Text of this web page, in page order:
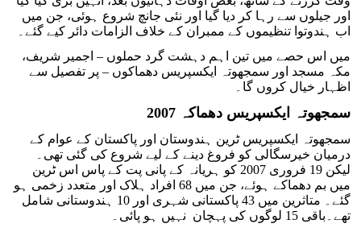
اور جیلوں سے رہا کر دیا گیا اور نئی جانچ شروع ہوئی، جن میں
اب ہندوتوا تنظیموں کے ممبران کے خلاف الزامات دائر کیے گئے۔
میں اس حصے میں تین اہم دہشت گرد حملوں – اجمیر شریف،
مکہ مسجد اور سمجھوتہ ایکسپریس دھماکوں – پر تفصیل سے
اظہار خیال کروں گا۔
سمجھوتہ ایکسپریس دھماکہ 2007
سمجھوتہ ایکسپریس ٹرین ہندوستان اور پاکستان کے عوام کے
درمیان خیرسگالی کو فروغ دینے کے لیے شروع کی گئی تھی۔
لیکن 19 فروری 2007 کو ہریانہ کے پانی پت کے پاس اس ٹرین
میں بم دھماکے ہوئے، جن میں 68 افراد ہلاک اور متعدد زخمی ہو
گئے۔ متاثرین میں 43 پاکستانی شہری اور 10 ہندوستانی شامل
تھے۔باقی 15 لوگوں کی پہچان نہیں ہو پائی۔